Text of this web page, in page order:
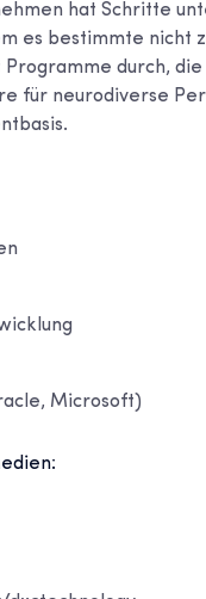
hat Schritte
es bestimmte nicht
durch,
für neurodiverse
Microsoft)